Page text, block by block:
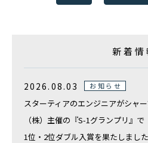
新着情
2026.08.03 お知らせ
スターティアのエンジニアがシャ
（株）主催の『S-1グランプリ』で
1位・2位ダブル入賞を果たしました